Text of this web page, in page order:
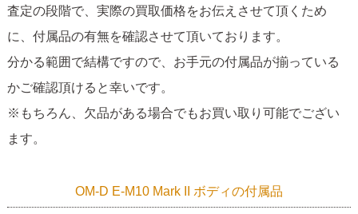
査定の段階で、実際の買取価格をお伝えさせて頂くため
に、付属品の有無を確認させて頂いております。
分かる範囲で結構ですので、お手元の付属品が揃っている
かご確認頂けると幸いです。
※もちろん、欠品がある場合でもお買い取り可能でござい
ます。
OM-D E-M10 Mark II ボディの付属品